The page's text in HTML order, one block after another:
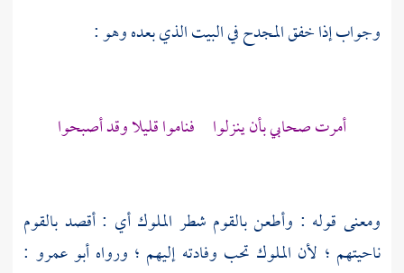
وجواب إذا خفق المجدح في البيت الذي بعده وهو :
أمرت صحابي بأن ينزلوا فناموا قليلا وقد أصبحوا
ومعنى قوله : وأطعن بالقوم شطر الملوك أي : أقصد بالقوم
ناحيتهم ؛ لأن الملوك تحب وفادته إليهم ؛ ورواهأبو عمرو :